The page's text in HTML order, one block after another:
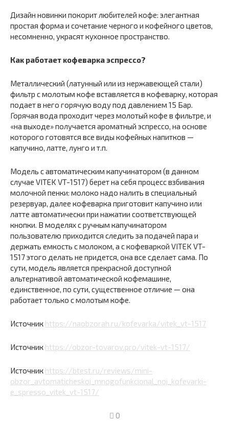
Дизайн новинки покорит любителей кофе: элегантная
простая форма и сочетание черного и кофейного цветов,
несомненно, украсят кухонное пространство.
Как работает кофеварка эспрессо?
Металлический (латунный или из нержавеющей стали)
фильтр с молотым кофе вставляется в кофеварку, которая
подает в него горячую воду под давлением 15 Бар.
Горячая вода проходит через молотый кофе в фильтре, и
«на выходе» получается ароматный эспрессо, на основе
которого готовятся все виды кофейных напитков —
капучино, латте, лунго и т.п.
Модель с автоматическим капучинатором (в данном
случае VITEK VT-1517) берет на себя процесс взбивания
молочной пенки: молоко надо налить в специальный
резервуар, далее кофеварка приготовит капучино или
латте автоматически при нажатии соответствующей
кнопки. В моделях с ручным капучинатором
пользователю приходится следить за подачей пара и
держать емкость с молоком, а с кофеваркой VITEK VT-
1517 этого делать не придется, она все сделает сама. По
сути, модель является прекрасной доступной
альтернативой автоматической кофемашине,
единственное, по сути, существенное отличие — она
работает только с молотым кофе.
Источник https://naobzorah.ru/kofevarka/vitek_vt-1517
Источник https://obzor-tovarov.pro/vitek-vt-1517/
Источник https://btest.ru/reviews/mini-
obzor_avtomaticheskoj_mnogofunkcional_noj_kofevarki-
e_spresso_vitek_vt-1517/
0